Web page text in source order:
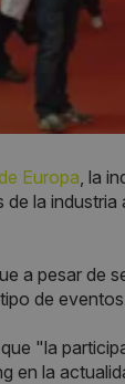
Europa , la
la industria
a pesar de
de
"la
en la